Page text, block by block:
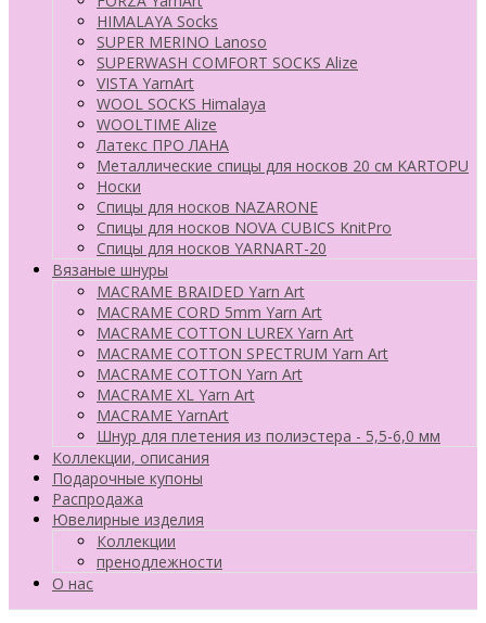
HIMALAYA Socks
SUPER MERINO Lanoso
SUPERWASH COMFORT SOCKS Alize
VISTA YarnArt
WOOL SOCKS Himalaya
WOOLTIME Alize
Латекс ПРО ЛАНА
Металлические спицы для носков 20 см KARTOPU
Носки
Спицы для носков NAZARONE
Спицы для носков NOVA CUBICS KnitPro
Спицы для носков YARNART-20
Вязаные шнуры
MACRAME BRAIDED Yarn Art
MACRAME CORD 5mm Yarn Art
MACRAME COTTON LUREX Yarn Art
MACRAME COTTON SPECTRUM Yarn Art
MACRAME COTTON Yarn Art
MACRAME XL Yarn Art
MACRAME YarnArt
Шнур для плетения из полиэстера - 5,5-6,0 мм
Коллекции, описания
Подарочные купоны
Распродажа
Ювелирные изделия
Коллекции
пренодлежности
О нас